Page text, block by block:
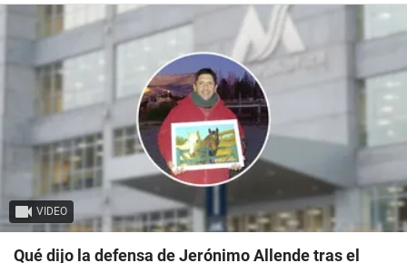
VIDEO
Qué dijo la defensa de Jerónimo Allende tras el